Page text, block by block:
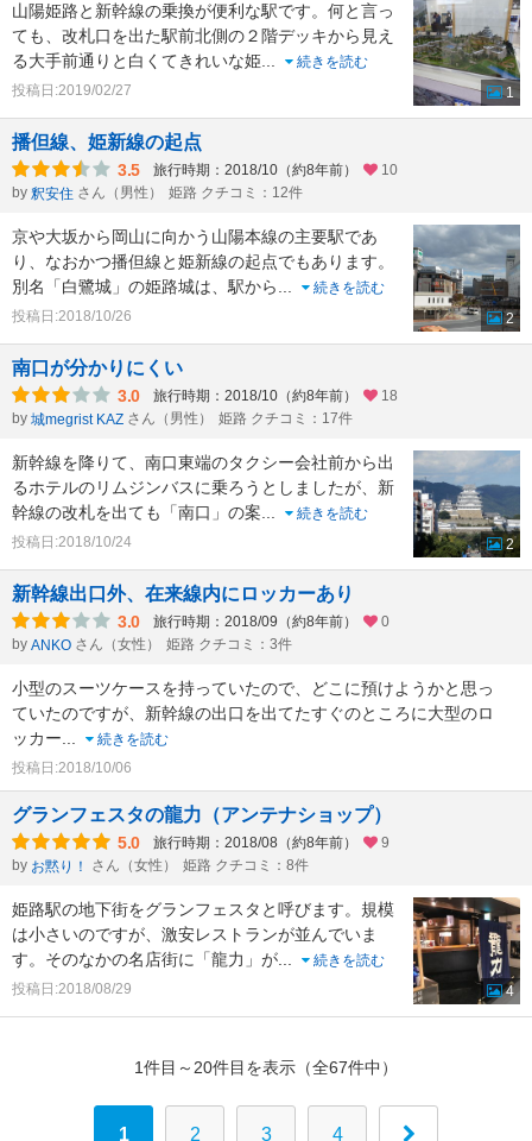
山陽姫路と新幹線の乗換が便利な駅です。何と言っ
ても、改札口を出た駅前北側の２階デッキから見え
る大手前通りと白くてきれいな姫
続きを読む
投稿日:2019/02/27
1
播但線、姫新線の起点
3.5 旅行時期：2018/10（約8年前）
10
by 釈安住 さん（男性） 姫路 クチコミ：12件
京や大坂から岡山に向かう山陽本線の主要駅であ
り、なおかつ播但線と姫新線の起点でもあります。
別名「白鷺城」の姫路城は、駅から
続きを読む
投稿日:2018/10/26
2
南口が分かりにくい
3.0 旅行時期：2018/10（約8年前）
18
by 城megrist KAZ さん（男性） 姫路 クチコミ：17件
新幹線を降りて、南口東端のタクシー会社前から出
るホテルのリムジンバスに乗ろうとしましたが、新
幹線の改札を出ても「南口」の案
続きを読む
投稿日:2018/10/24
2
新幹線出口外、在来線内にロッカーあり
3.0 旅行時期：2018/09（約8年前）
0
by ANKO さん（女性） 姫路 クチコミ：3件
小型のスーツケースを持っていたので、どこに預けようかと思っ
ていたのですが、新幹線の出口を出てたすぐのところに大型のロ
ッカー
続きを読む
投稿日:2018/10/06
グランフェスタの龍力（アンテナショップ）
5.0 旅行時期：2018/08（約8年前）
9
by お黙り！ さん（女性） 姫路 クチコミ：8件
姫路駅の地下街をグランフェスタと呼びます。規模
は小さいのですが、激安レストランが並んでいま
す。そのなかの名店街に「龍力」が
続きを読む
投稿日:2018/08/29
4
1件目～20件目を表示（全67件中）
1 2 3 4